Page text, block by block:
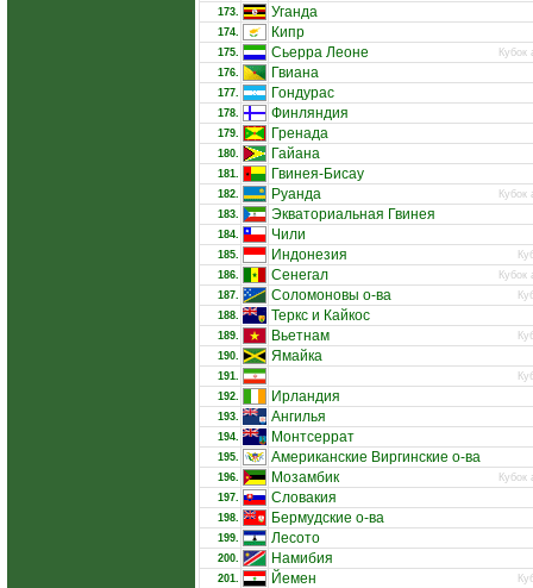
173. Уганда
174. Кипр
175. Сьерра Леоне
Кубок
176.
Гвиана
177. Гондурас
178. Финляндия
179. Гренада
180. Гайана
181. Гвинея-Бисау
182. Руанда
Кубок
183.
Экваториальная Гвинея
184. Чили
185. Индонезия
186.
Сенегал
Кубок
187.
Соломоновы о-ва
188.
Теркс и Кайкос
189. Вьетнам
190.
Ямайка
191.
192.
Ирландия
193. Ангилья
194. Монтсеррат
195. Американские Виргинские о-ва
196. Мозамбик
Кубок
197.
Словакия
198. Бермудские о-ва
199. Лесото
200. Намибия
201. Йемен